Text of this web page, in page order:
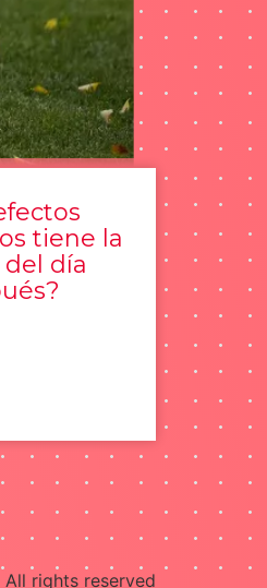
tiene la
día
All rights reserved